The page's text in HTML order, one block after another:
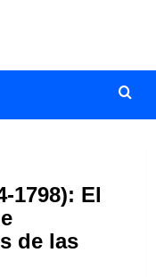
1798): El
de las